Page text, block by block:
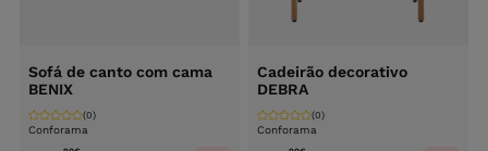
Sofá de canto com cama
BENIX
Conforama
(0)
Cadeirão decorativo
DEBRA
Conforama
(0)